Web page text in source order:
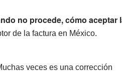
no procede, cómo aceptar
de la factura en México.
veces es una corrección